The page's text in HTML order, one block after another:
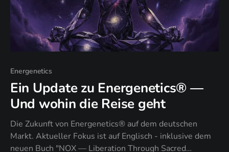
Energenetics
Ein Update zu Energenetics® —
Und wohin die Reise geht
Die Zukunft von Energenetics® auf dem deutschen
Markt. Aktueller Fokus ist auf Englisch - inklusive dem
neuen Buch "NOX — Liberation Through Sacred